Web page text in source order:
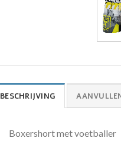
BESCHRIJVING
Boxershort met voetballer